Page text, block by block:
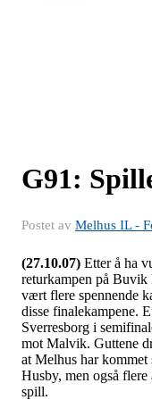
G91:
Postet av Melhus IL -
(27.10.07) Etter å ha
returkampen på Buvik
vært flere spennende
disse finalekampene.
Sverresborg i
mot Malvik. Guttene
at Melhus har
Husby, men også
spill.